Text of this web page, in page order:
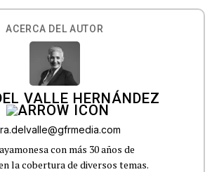
ACERCA DEL AUTOR
VALLE HERNÁNDEZ
con más 30 años de
la cobertura de diversos temas.